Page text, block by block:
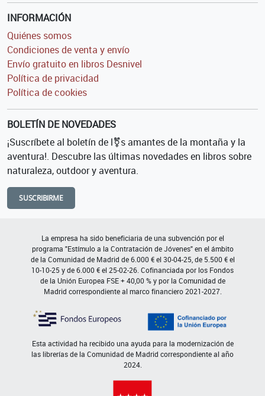
INFORMACIÓN
Quiénes somos
Condiciones de venta y envío
Envío gratuito en libros Desnivel
Política de privacidad
Política de cookies
BOLETÍN DE NOVEDADES
¡Suscríbete al boletín de l⚧s amantes de la montaña y la
aventura!. Descubre las últimas novedades en libros sobre
naturaleza, outdoor y aventura.
SUSCRIBIRME
La empresa ha sido beneficiaria de una subvención por el
programa "Estímulo a la Contratación de Jóvenes" en el ámbito
de la Comunidad de Madrid de 6.000 € el 30-04-25, de 5.500 € el
10-10-25 y de 6.000 € el 25-02-26. Cofinanciada por los Fondos
de la Unión Europea FSE + 40,00 % y por la Comunidad de
Madrid correspondiente al marco financiero 2021-2027.
Esta actividad ha recibido una ayuda para la modernización de
las librerías de la Comunidad de Madrid correspondiente al año
2024.